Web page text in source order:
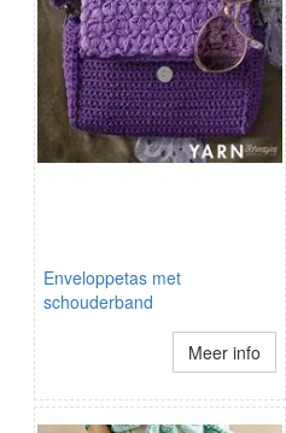
Enveloppetas met
schouderband
Meer info